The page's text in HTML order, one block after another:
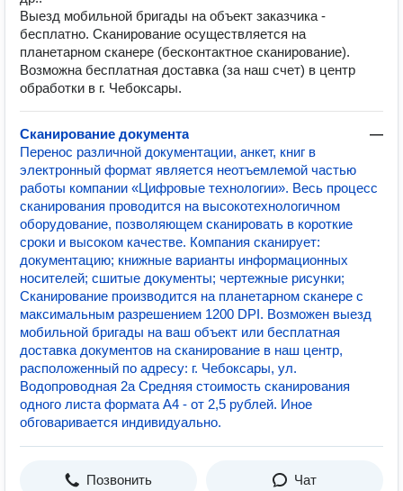
Выезд мобильной бригады на объект заказчика -
бесплатно. Сканирование осуществляется на
планетарном сканере (бесконтактное сканирование).
Возможна бесплатная доставка (за наш счет) в центр
обработки в г. Чебоксары.
Сканирование документа
—
Перенос различной документации, анкет, книг в
электронный формат является неотъемлемой частью
работы компании «Цифровые технологии». Весь процесс
сканирования проводится на высокотехнологичном
оборудование, позволяющем сканировать в короткие
сроки и высоком качестве. Компания сканирует:
документацию; книжные варианты информационных
носителей; сшитые документы; чертежные рисунки;
Сканирование производится на планетарном сканере с
максимальным разрешением 1200 DPI. Возможен выезд
мобильной бригады на ваш объект или бесплатная
доставка документов на сканирование в наш центр,
расположенный по адресу: г. Чебоксары, ул.
Водопроводная 2а Средняя стоимость сканирования
одного листа формата А4 - от 2,5 рублей. Иное
обговаривается индивидуально.
Позвонить Чат